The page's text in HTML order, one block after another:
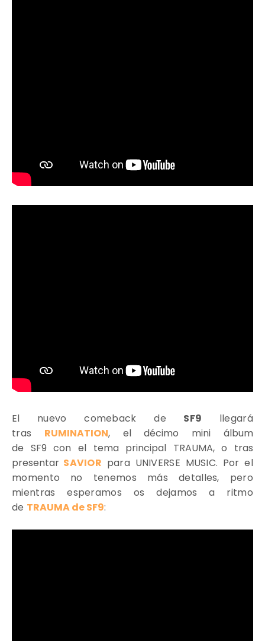
El nuevo comeback de SF9 llegará
tras
RUMINATION, el décimo mini álbum
de SF9 con el tema principal TRAUMA, o tras
presentar SAVIOR para UNIVERSE MUSIC. Por el
momento no tenemos más detalles, pero
mientras esperamos os dejamos a ritmo
de TRAUMA de SF9: